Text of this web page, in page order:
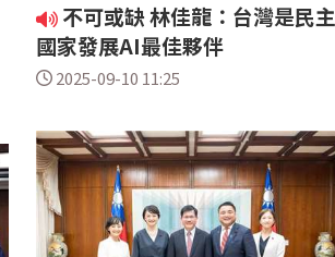
不可或缺 林佳龍：台灣是民主
國家發展AI最佳夥伴
2025-09-10 11:25